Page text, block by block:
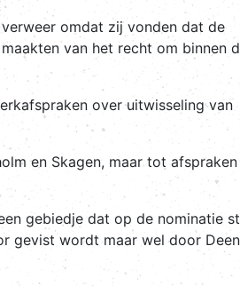
omdat zij vonden dat de
van het recht om binnen
over uitwisseling van
en Skagen, maar tot
gebiedje dat op de nominatie
gevist wordt maar wel door